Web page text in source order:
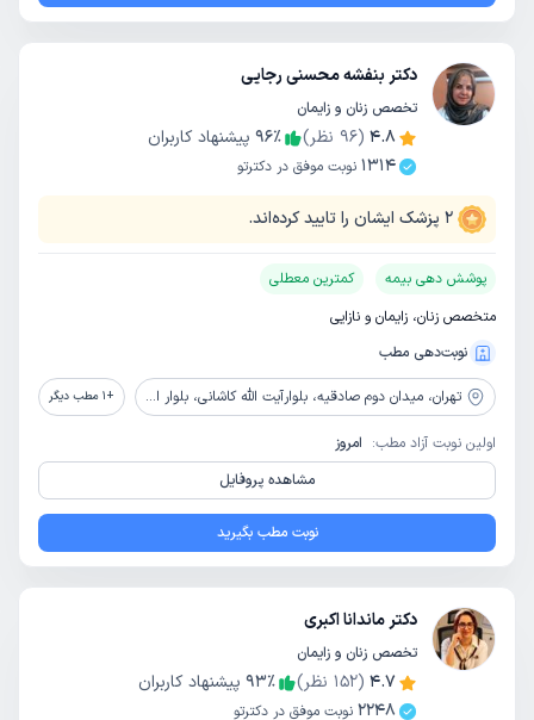
دکتر بنفشه محسنی رجایی
تخصص زنان و زایمان
4.8
(
96 نظر) 96٪
پیشنهاد کاربران
1314 نوبت موفق در دکترتو
2 پزشک ایشان را تایید کرده‌اند.
پوشش دهی بیمه
کمترین معطلی
متخصص زنان، زایمان و نازایی
نوبت‌دهی مطب
تهران، میدان دوم صادقیه، بلوارآیت الله کاشانی، بلوار اباذر، بیمارستان تخصصی و فوق تخصصی پیامبران +
1 مطب دیگر
اولین نوبت آزاد مطب: امروز
مشاهده پروفایل
نوبت مطب بگیرید
دکتر ماندانا اکبری
تخصص زنان و زایمان
4.7
(
152 نظر) 93٪
پیشنهاد کاربران
2248 نوبت موفق در دکترتو